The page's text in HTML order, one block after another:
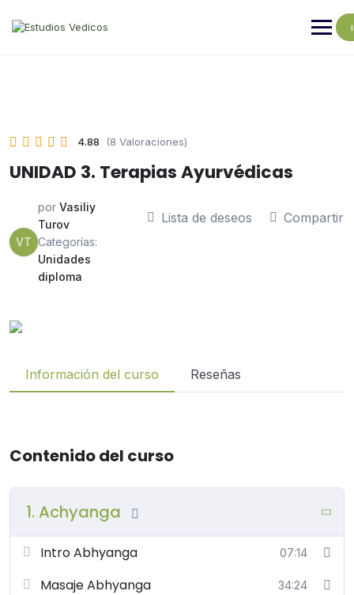
4.88 (8 Valoraciones)
UNIDAD 3. Terapias Ayurvédicas
VT
por Vasiliy
Turov
Categorías:
Unidades
diploma
Lista de deseos Compartir
Información del curso Reseñas
Contenido del curso
1. Achyanga
Intro Abhyanga 07:14
Masaje Abhyanga 34:24